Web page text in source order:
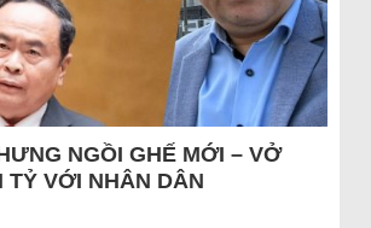
NGỒI GHẾ MỚI – VỞ
TỶ VỚI NHÂN DÂN